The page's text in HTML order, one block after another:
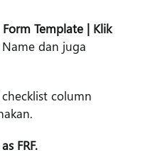
Template | Klik
dan juga
column
FRF.